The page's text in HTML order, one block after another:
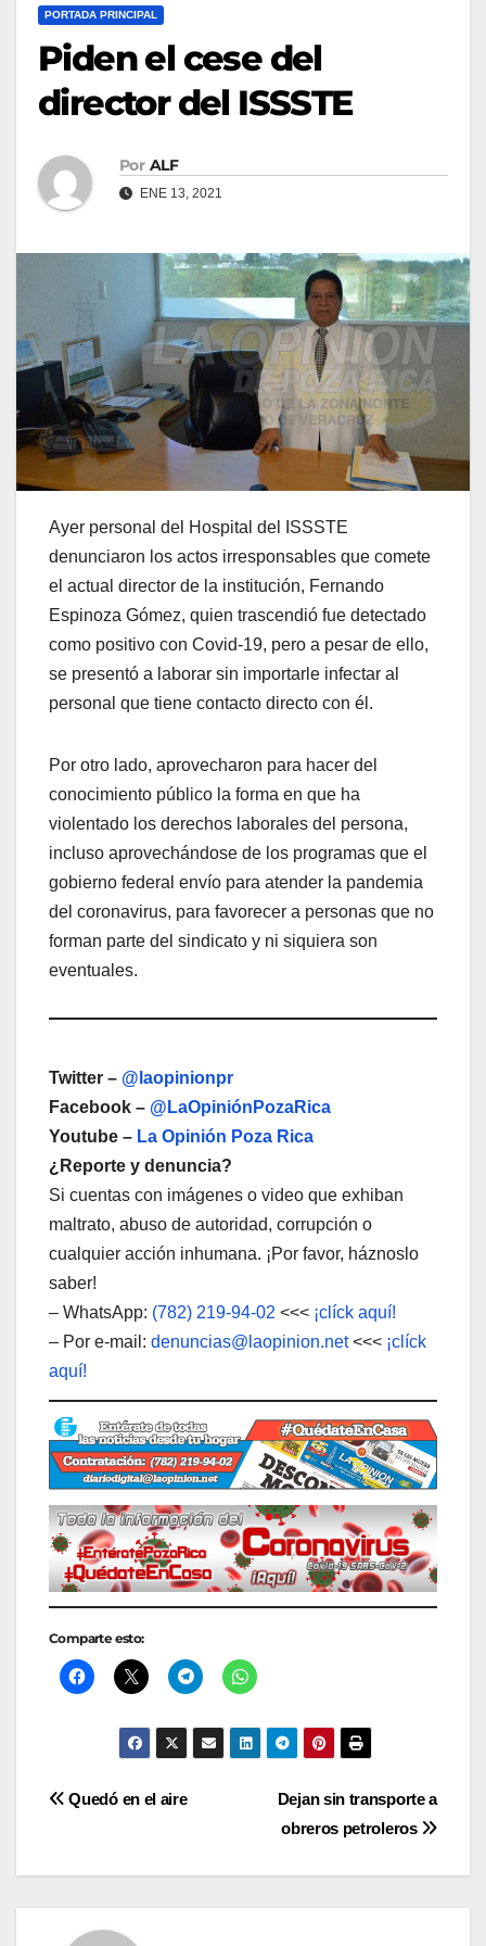
PORTADA PRINCIPAL
Piden el cese del
director del ISSSTE
Por ALF
ENE 13, 2021
Ayer personal del Hospital del ISSSTE
denunciaron los actos irresponsables que comete
el actual director de la institución, Fernando
Espinoza Gómez, quien trascendió fue detectado
como positivo con Covid-19, pero a pesar de ello,
se presentó a laborar sin importarle infectar al
personal que tiene contacto directo con él.
Por otro lado, aprovecharon para hacer del
conocimiento público la forma en que ha
violentado los derechos laborales del persona,
incluso aprovechándose de los programas que el
gobierno federal envío para atender la pandemia
del coronavirus, para favorecer a personas que no
forman parte del sindicato y ni siquiera son
eventuales.
Twitter – @laopinionpr
Facebook – @LaOpiniónPozaRica
Youtube – La Opinión Poza Rica
¿Reporte y denuncia?
Si cuentas con imágenes o video que exhiban
maltrato, abuso de autoridad, corrupción o
cualquier acción inhumana. ¡Por favor, háznoslo
saber!
– WhatsApp: (782) 219-94-02 <<< ¡clíck aquí!
– Por e-mail: denuncias@laopinion.net<<< ¡clíck
aquí!
Comparte esto:
Navegación
Dejan sin transporte a
obreros petroleros
Quedó en el aire